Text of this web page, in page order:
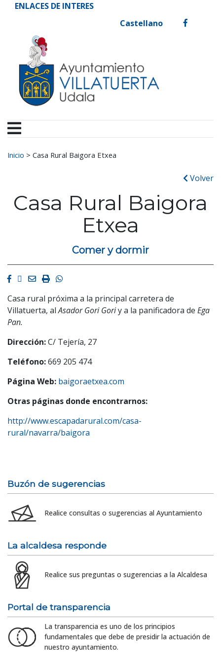
Ir al contenido
Ayuntamiento de
ENLACES DE INTERES
Castellano
facebook
Buscar:
Inicio > Casa Rural Baigora Etxea
Volver
Casa Rural Baigora
Etxea
Comer y dormir
Facebook
Twitter
EmailImprimirWhatsapp
Casa rural próxima a la principal carretera de
Villatuerta, alAsador Gori Goriy a la panificadora de Ega
Pan.
Dirección:C/ Tejería, 27
Teléfono:669 205 474
Página Web: baigoraetxea.com
Otras páginas donde encontrarnos:
http://www.escapadarural.com/casa-
rural/navarra/baigora
Buzón de sugerencias
Realice consultas o sugerencias al Ayuntamiento
La alcaldesa responde
Realice sus preguntas o sugerencias a la Alcaldesa
Portal de transparencia
La transparencia es uno de los principios
fundamentales que debe de presidir la actuación de
nuestro ayuntamiento.